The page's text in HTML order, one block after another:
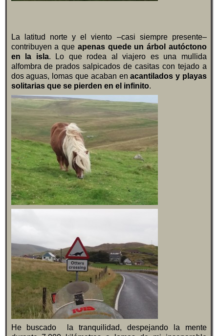
La latitud norte y el viento –casi siempre presente–
contribuyen a que apenas quede un árbol autóctono
en la isla. Lo que rodea al viajero es una mullida
alfombra de prados salpicados de casitas con tejado a
dos aguas, lomas que acaban enacantilados y playas
solitarias que se pierden en el infinito.
He buscado la tranquilidad, despejando la mente